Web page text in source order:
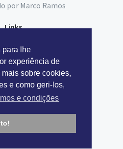
para lhe
experiência de
sobre cookies,
e como geri-los,
e condições
porMarco Ramos
Links
Social
Social
Facebook